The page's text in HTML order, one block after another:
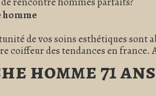
homme
de vos soins esthétiques sont
coiffeur des tendances en france.
homme 71 ans